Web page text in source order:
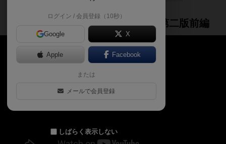
【カラハちゃんねる】ドミニオン第二版前編
ログイン / 会員登録（10秒）
Google X
Apple Facebook
または
メールで会員登録
しばらく表示しない